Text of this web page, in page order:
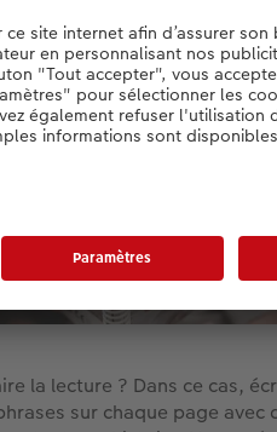
la lecture ? Dans ce cas,
sur chaque page avec